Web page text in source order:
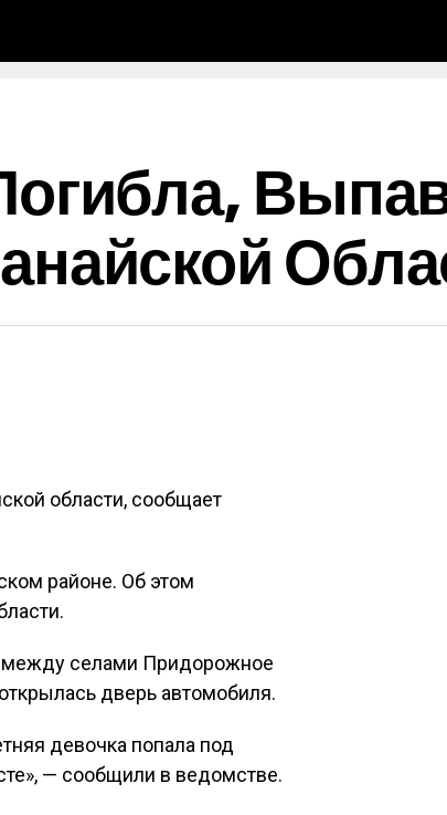
области, сообщает
районе. Об этом
между селами Придорожное
дверь автомобиля.
девочка попала под
— сообщили в ведомстве.